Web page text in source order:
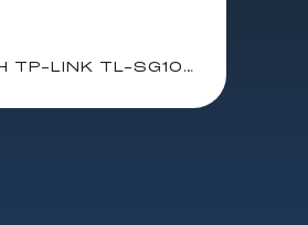
SWITCH TP-LINK TL-SG1008P 8 PUERTOS / 4XPOE / 10/10/1000